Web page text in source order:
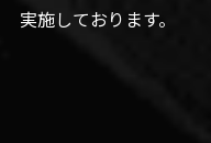
実施しております。